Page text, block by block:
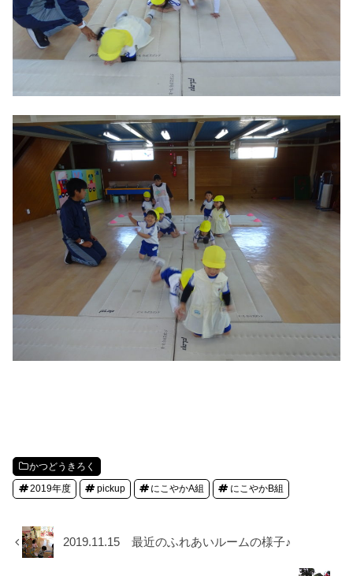
かつどうきろく
2019年度 pickup にこやかA組 にこやかB組
2019.11.15 最近のふれあいルームの様子♪